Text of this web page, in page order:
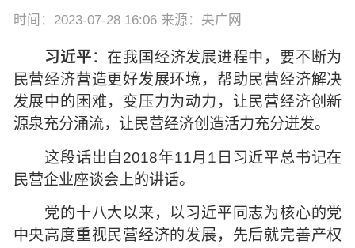
政协党建 政协工作
委员履职 政协论坛 专委会工作
党派团体 市县政协 专题荟萃
时间：2023-07-28 16:06 来源：央广网
习近平：在我国经济发展进程中，要不断为
民营经济营造更好发展环境，帮助民营经济解决
发展中的困难，变压力为动力，让民营经济创新
源泉充分涌流，让民营经济创造活力充分迸发。
这段话出自2018年11月1日习近平总书记在
民营企业座谈会上的讲话。
党的十八大以来，以习近平同志为核心的党
中央高度重视民营经济的发展，先后就完善产权